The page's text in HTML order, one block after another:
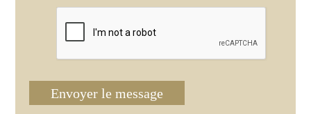
Envoyer le message